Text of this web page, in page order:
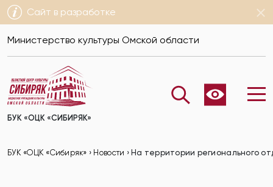
Сайт в разработке
Министерство культуры Омской области
БУК «ОЦК «СИБИРЯК»
БУК «ОЦК «Сибиряк» › Новости › На территории регионального